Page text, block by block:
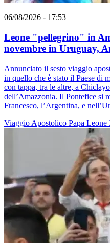
06/08/2026 - 17:53
Leone "pellegrino" in
novembre in Uruguay,
Annunciato il sesto viaggio
in quello che è stato il Paese di
con tappa, tra le altre, a
dell’Amazzonia. Il Pontefice si
Francesco, l’Argentina, e
Viaggio Apostolico Papa